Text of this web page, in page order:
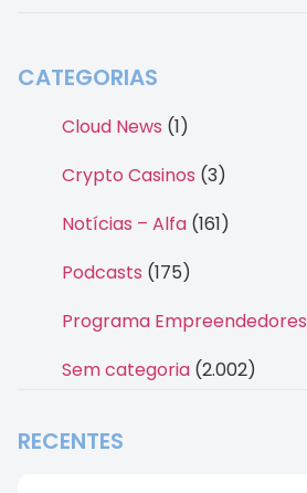
CATEGORIAS
Cloud News (1)
Crypto Casinos (3)
Notícias – Alfa (161)
Podcasts (175)
Programa Empreendedores
Sem categoria (2.002)
RECENTES